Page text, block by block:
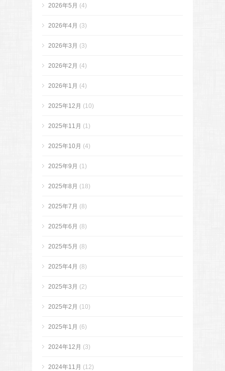
2026年5月 (4)
2026年4月 (3)
2026年3月 (3)
2026年2月 (4)
2026年1月 (4)
2025年12月 (10)
2025年11月 (1)
2025年10月 (4)
2025年9月 (1)
2025年8月 (18)
2025年7月 (8)
2025年6月 (8)
2025年5月 (8)
2025年4月 (8)
2025年3月 (2)
2025年2月 (10)
2025年1月 (6)
2024年12月 (3)
2024年11月 (12)